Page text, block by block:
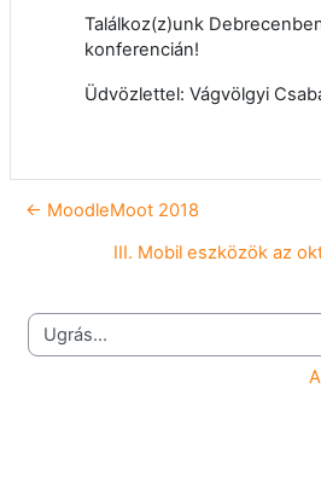
Találkoz(z)unk
konferencián!
Üdvözlettel: Vágvölgyi
← MoodleMoot 2018
III. Mobil eszközök az
Ugrás...